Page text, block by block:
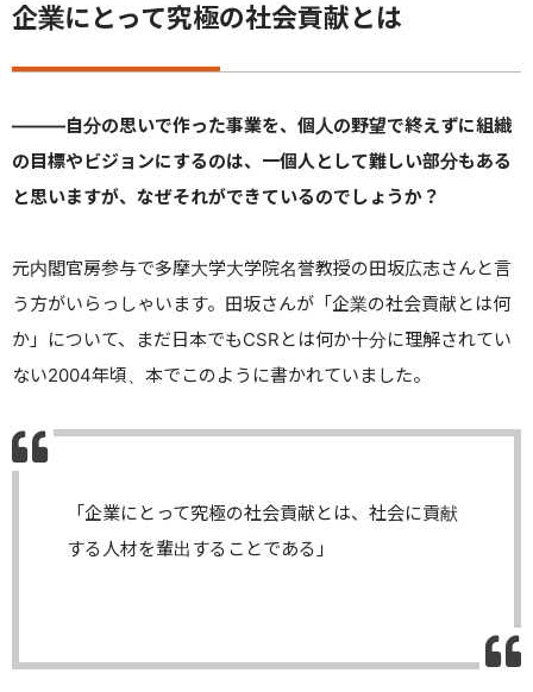
企業にとって究極の社会貢献とは
———自分の思いで作った事業を、個人の野望で終えずに組織
の目標やビジョンにするのは、一個人として難しい部分もある
と思いますが、なぜそれができているのでしょうか？
元内閣官房参与で多摩大学大学院名誉教授の田坂広志さんと言
う方がいらっしゃいます。田坂さんが「企業の社会貢献とは何
か」について、まだ日本でもCSR とは何か十分に理解されてい
ない2004年頃、 本でこのように書かれていました。
「企業にとって究極の社会貢献とは、社会に貢献
する人材を輩出することである」